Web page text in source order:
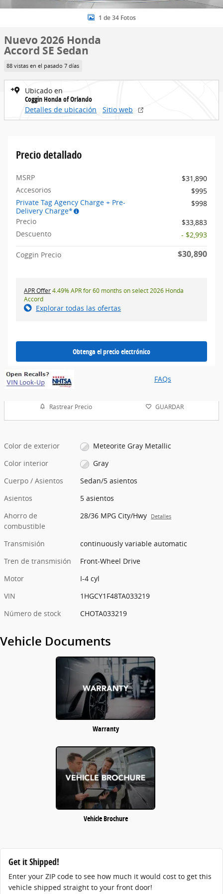
1 de 34 Fotos
Nuevo 2026 Honda
Accord SE Sedan
88 vistas en el pasado 7 días
Ubicado en
Coggin Honda of Orlando
Detalles de ubicación
Sitio web
Precio detallado
MSRP
$31,890
Accesorios
$995
Private Tag Agency Charge + Pre-
Delivery Charge*
$998
Precio
$33,883
Descuento
- $2,993
Coggin Precio $30,890
APR Offer4.49% APR for 60 months on select 2026 Honda
Accord
Explorar todas las ofertas
Obtenga el precio electrónico
FAQs
Rastrear Precio GUARDAR
Color de exterior
Meteorite Gray Metallic
Color interior
Gray
Cuerpo / Asientos
Sedan/5 asientos
Asientos
5 asientos
Ahorro de
combustible
28/36 MPG City/Hwy Detalles
Transmisión
continuously variable automatic
Tren de transmisión
Front-Wheel Drive
Motor
I-4 cyl
VIN
1HGCY1F48TA033219
Número de stock
CHOTA033219
Vehicle Documents
Warranty
Vehicle Brochure
Get it Shipped!
Enter your ZIP code to see how much it would cost to get this
vehicle shipped straight to your front door!